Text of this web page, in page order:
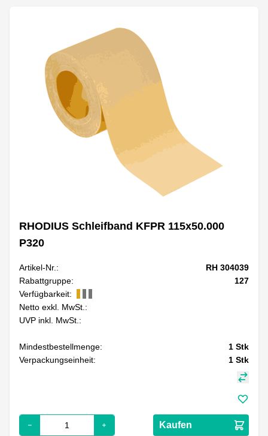
RHODIUS Schleifband KFPR 115x50.000
P320
Artikel-Nr.:
RH 304039
Rabattgruppe:
127
Verfügbarkeit:
Netto exkl. MwSt.:
UVP inkl. MwSt.:
Mindestbestellmenge: 1 Stk
Verpackungseinheit:
1 Stk
Kaufen